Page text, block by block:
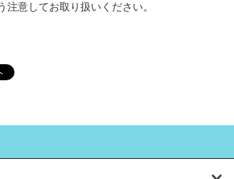
意してお取り扱いください。